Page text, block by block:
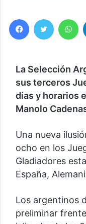
Facebook
Twitter
La Selección
sus terceros
días y horarios
Manolo
Una nueva
ocho en los
Gladiadores
España,
Los argentinos
preliminar